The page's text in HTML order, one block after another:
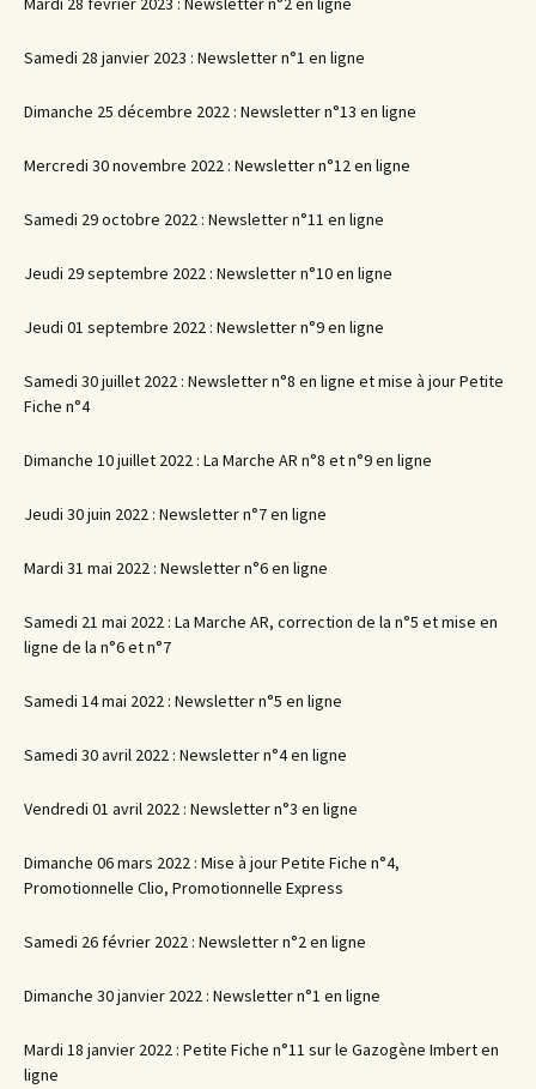
Samedi 28 janvier 2023 : Newsletter n°1 en ligne
Dimanche 25 décembre 2022 : Newsletter n°13 en ligne
Mercredi 30 novembre 2022 : Newsletter n°12 en ligne
Samedi 29 octobre 2022 : Newsletter n°11 en ligne
Jeudi 29 septembre 2022 : Newsletter n°10 en ligne
Jeudi 01 septembre 2022 : Newsletter n°9 en ligne
Samedi 30 juillet 2022 : Newsletter n°8 en ligne et mise à jour Petite
Fiche n°4
Dimanche 10 juillet 2022 : La Marche AR n°8 et n°9 en ligne
Jeudi 30 juin 2022 : Newsletter n°7 en ligne
Mardi 31 mai 2022 : Newsletter n°6 en ligne
Samedi 21 mai 2022 : La Marche AR, correction de la n°5 et mise en
ligne de la n°6 et n°7
Samedi 14 mai 2022 : Newsletter n°5 en ligne
Samedi 30 avril 2022 : Newsletter n°4 en ligne
Vendredi 01 avril 2022 : Newsletter n°3 en ligne
Dimanche 06 mars 2022 : Mise à jour Petite Fiche n°4,
Promotionnelle Clio, Promotionnelle Express
Samedi 26 février 2022 : Newsletter n°2 en ligne
Dimanche 30 janvier 2022 : Newsletter n°1 en ligne
Mardi 18 janvier 2022 : Petite Fiche n°11 sur le Gazogène Imbert en
ligne